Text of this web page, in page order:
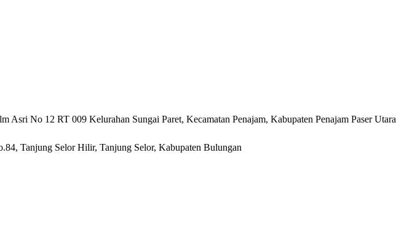
Asri No 12 RT 009 Kelurahan Sungai Paret, Kecamatan Penajam, Kabupaten Penajam Paser Utara
Tanjung Selor Hilir, Tanjung Selor, Kabupaten Bulungan